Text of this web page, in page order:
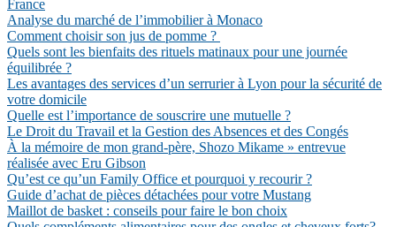
France
Analyse du marché de l’immobilier à Monaco
Comment choisir son jus de pomme ?
Quels sont les bienfaits des rituels matinaux pour une journée
équilibrée ?
Les avantages des services d’un serrurier à Lyon pour la sécurité de
votre domicile
Quelle est l’importance de souscrire une mutuelle ?
Le Droit du Travail et la Gestion des Absences et des Congés
À la mémoire de mon grand-père, Shozo Mikame » entrevue
réalisée avec Eru Gibson
Qu’est ce qu’un Family Office et pourquoi y recourir ?
Guide d’achat de pièces détachées pour votre Mustang
Maillot de basket : conseils pour faire le bon choix